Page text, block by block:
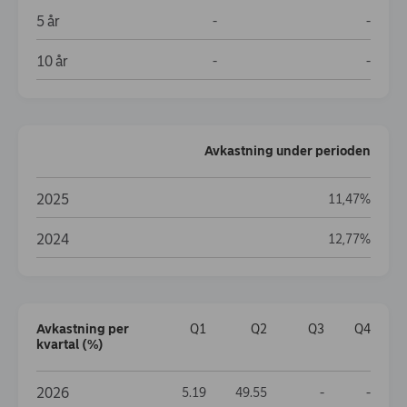
5 år Data not available
- Data
-
10 år Data not available
- Data
-
Avkastning under perioden
2025 11,47%
2024 12,77%
Avkastning per
kvartal (%)
Q1 Q2 Q3 Q4
2026 5.19 49.55 Data not
- Data
-